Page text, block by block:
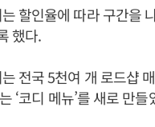
할인율에 따라 구간을
했다.
전국 5천여 개 로드샵
‘코디 메뉴’를 새로 만들